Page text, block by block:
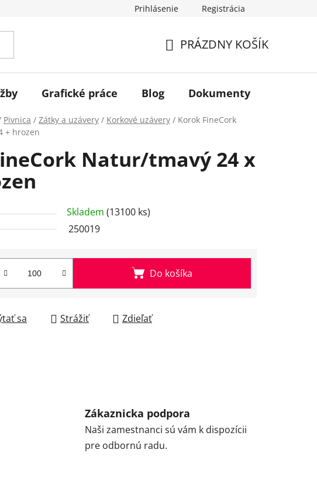
Prihlásenie Registrácia
KOŠÍK
PRÁZDNY KOŠÍK
Grafické práce Blog Dokumenty
Pivnica / Zátky a uzávery / Korkové uzávery / Korok FineCork
+ hrozen
Natur/tmavý 24 x
Skladem (13100 ks)
250019
Do košíka
sa Strážiť Zdieľať
Zákaznicka podpora
Naši zamestnanci sú vám k dispozícii
pre odbornú radu.